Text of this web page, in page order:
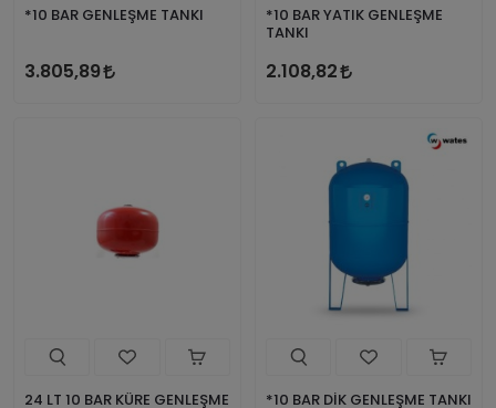
*10 BAR GENLEŞME TANKI
3.805,89
*10 BAR YATIK GENLEŞME
TANKI
2.108,82
24 LT 10 BAR KÜRE GENLEŞME
*10 BAR DİK GENLEŞME TANKI